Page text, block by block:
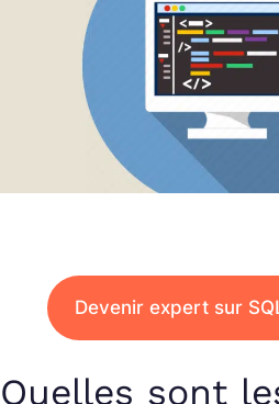
Devenir expert sur
Quelles sont